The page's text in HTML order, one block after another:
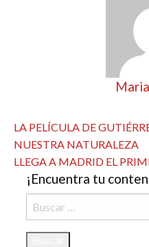
Navegación
de
entradas
Entrada
anterior
LA PELÍCULA DE
NUESTRA NATURALEZA
Entrada
siguiente
LLEGA A MADRID EL
¡Encuentra tu
Buscar: